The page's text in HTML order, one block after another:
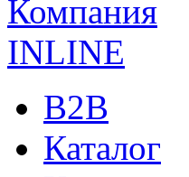
B2B
Каталог